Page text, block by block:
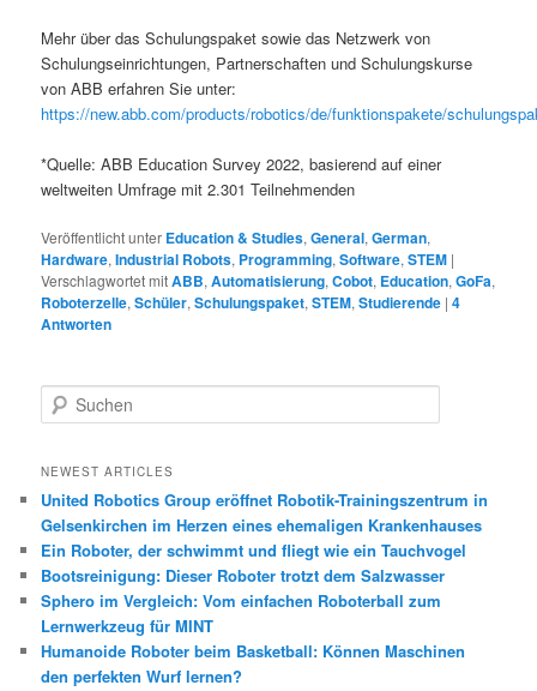
Mehr über das Schulungspaket sowie das Netzwerk von
Schulungseinrichtungen, Partnerschaften und Schulungskurse
von ABB erfahren Sie unter:
https://new.abb.com/products/robotics/de/funktionspakete/
*Quelle: ABB Education Survey 2022, basierend auf einer
weltweiten Umfrage mit 2.301 Teilnehmenden
Veröffentlicht unter Education & Studies,General,German,
Hardware,Industrial Robots, Programming,Software,STEM |
Verschlagwortet mitABB,Automatisierung,Cobot, Education,GoFa,
Roboterzelle,Schüler,Schulungspaket,STEM,Studierende |4
Antworten
u
h
n
NEWEST ARTICLES
United Robotics Group eröffnet Robotik-Trainingszentrum in
Gelsenkirchen im Herzen eines ehemaligen Krankenhauses
Ein Roboter, der schwimmt und fliegt wie ein Tauchvogel
Bootsreinigung: Dieser Roboter trotzt dem Salzwasser
Sphero im Vergleich: Vom einfachen Roboterball zum
Lernwerkzeug für MINT
Humanoide Roboter beim Basketball: Können Maschinen
den perfekten Wurf lernen?